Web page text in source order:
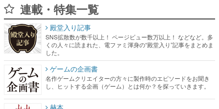
連載・特集一覧
殿堂入り記事
SNS拡散数が数千以上！ ページビュー数万以上！ などなど。多
くの人々に読まれた、電ファミ渾身の“殿堂入り”記事をまとめま
した。
ゲームの企画書
名作ゲームクリエイターの方々に製作時のエピソードをお聞き
し、ヒットする企画（ゲーム）とは何か？を探っていきます。
赫本